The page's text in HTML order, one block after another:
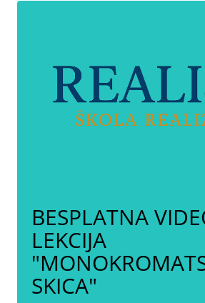
BESPLATNA
LEKCIJA
SKICA"